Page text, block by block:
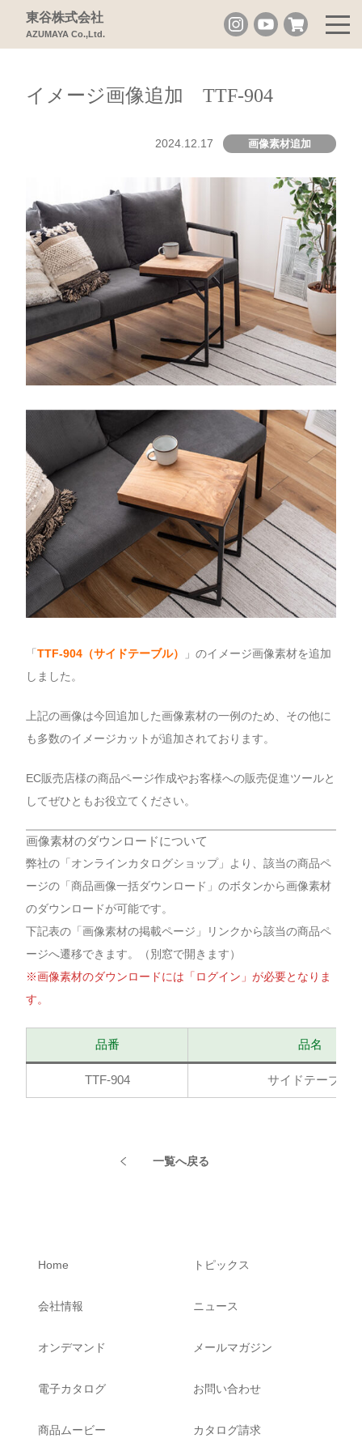
東谷株式会社
AZUMAYA Co.,Ltd.
イメージ画像追加 TTF-904
2024.12.17 画像素材追加
「 TTF-904（サイドテーブル）
」のイメージ画像素材を追加
しました。
上記の画像は今回追加した画像素材の一例のため、その他に
も多数のイメージカットが追加されております。
EC販売店様の商品ページ作成やお客様への販売促進ツールと
してぜひともお役立てください。
画像素材のダウンロードについて
弊社の「オンラインカタログショップ」より、該当の商品ペ
ージの「商品画像一括ダウンロード」のボタンから画像素材
のダウンロードが可能です。
下記表の「画像素材の掲載ページ」リンクから該当の商品ペ
ージへ遷移できます。（別窓で開きます）
※画像素材のダウンロードには「ログイン」が必要となりま
す。
品番 品名
TTF-904 サイドテーブル
一覧へ戻る
Home
会社情報
オンデマンド
電子カタログ
商品ムービー
トピックス
ニュース
メールマガジン
お問い合わせ
カタログ請求